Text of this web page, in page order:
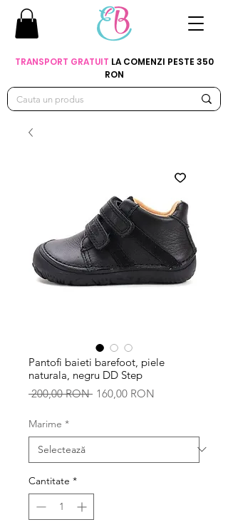
TRANSPORT GRATUIT LA COMENZI PESTE 350
RON
Pantofi baieti barefoot, piele
naturala, negru DD Step
200,00 RON Preț
160,00 RON
Marime *
Cantitate *